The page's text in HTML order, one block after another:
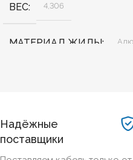
ВЕС 4,306
МАТЕРИАЛ ЖИЛЫ
Надёжные
поставщики